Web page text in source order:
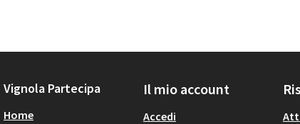
Vignola Partecipa
Home
Il mio account
Accedi